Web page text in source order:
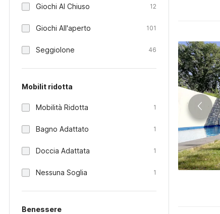
Giochi Al Chiuso 12
Giochi All'aperto 101
Seggiolone 46
Mobilit ridotta
Mobilità Ridotta 1
Bagno Adattato 1
Doccia Adattata 1
Nessuna Soglia 1
Benessere